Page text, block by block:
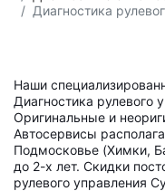
Диагностика
Наши
Диагностика рулевого
Оригинальные и
Автосервисы
Подмосковье (Химки,
до 2-х лет. Скидки
рулевого управления